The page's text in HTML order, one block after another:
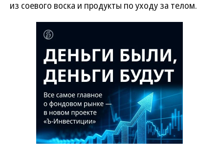
из соевого воска и продукты по уходу за телом.